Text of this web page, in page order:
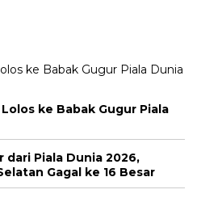
ke Babak Gugur Piala
dari Piala Dunia 2026,
Gagal ke 16 Besar